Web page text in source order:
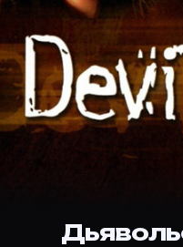
Режиссёр,
Режиссёр и актёры:
Джефф Берр
Kelly Hu
— Caitlin
Стивен Шуб — Nick